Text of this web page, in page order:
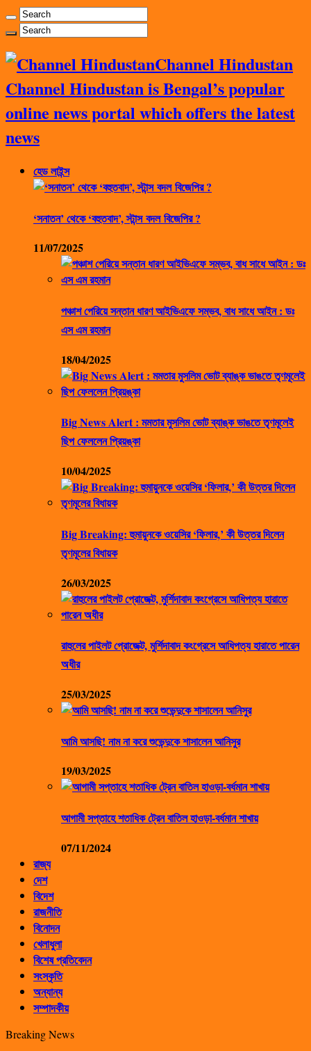
Channel Hindustan
Channel Hindustan is Bengal’s popular
online news portal which offers the latest
news
হেড লাইন্স
‘সনাতন’ থেকে ‘বহুতবাদ’, স্টান্স বদল বিজেপির ?
11/07/2025
পঞ্চাশ পেরিয়ে সন্তান ধারণ আইভিএফে সম্ভব, বাধ সাধে আইন : ডঃ
এস এম রহমান
18/04/2025
Big News Alert : মমতার মুসলিম ভোট ব্যাঙ্ক ভাঙতে তৃণমূলেই
ছিপ ফেললেন প্রিয়ঙ্কা
10/04/2025
Big Breaking: হুমায়ুনকে ওয়েসির ‘ফিলার,’ কী উত্তর দিলেন
তৃণমূলের বিধায়ক
26/03/2025
রাহুলের পাইলট প্রোজেক্ট, মুর্শিদাবাদ কংগ্রেসে আধিপত্য হারাতে পারেন
অধীর
25/03/2025
আমি আসছি! নাম না করে শুভেন্দুকে শাসালেন আনিসুর
19/03/2025
আগামী সপ্তাহে শতাধিক ট্রেন বাতিল হাওড়া-বর্ধমান শাখায়
07/11/2024
রাজ্য
দেশ
বিদেশ
রাজনীতি
বিনোদন
খেলাধুলা
বিশেষ প্রতিবেদন
সংস্কৃতি
অন্যান্য
সম্পাদকীয়
Breaking News